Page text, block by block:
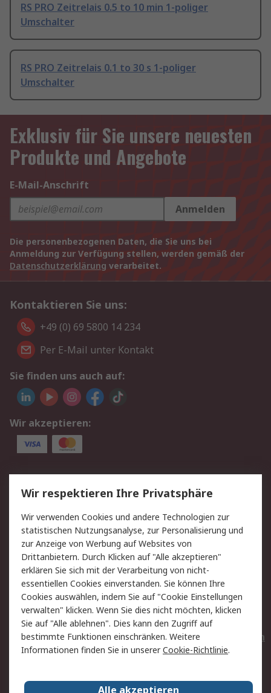
RS PRO Zeitrelais 0.5 to 10 min 1-poliger
Umschalter
RS PRO Zeitrelais 0.1 to 30 s 1-poliger
Umschalter
Exklusiv für Sie unsere neuesten
Produkte und Angebote
E-Mail-Anschrift
Anmelden
Die personenbezogenen Daten, die Sie uns bei
Anmeldung zur Verfügung stellen, werden gemäß der
Datenschutzerklärung verarbeitet.
Kontaktieren Sie uns:
+49 (0) 69 5800 14 234
Per E-Mail unter Kontakt
Sie finden uns auch auf:
Wir akzeptieren:
Service
Value Added Services
Lieferlösungen
Rücksendungen
Kontakt
Hilfe
Privatkunden
Rechtliches
AGB
Datenschutz
Cookie-Richtlinie
Zahlungsbedingungen
Copyright/Impressum
Entsorgung
Elektrogeräte/Batterien
RS weltweit
Wir respektieren Ihre Privatsphäre
Wir verwenden Cookies und andere Technologien zur
statistischen Nutzungsanalyse, zur Personalisierung und
zur Anzeige von Werbung auf Websites von
Drittanbietern. Durch Klicken auf "Alle akzeptieren"
erklären Sie sich mit der Verarbeitung von nicht-
essentiellen Cookies einverstanden. Sie können Ihre
Cookies auswählen, indem Sie auf "Cookie Einstellungen
verwalten" klicken. Wenn Sie dies nicht möchten, klicken
Sie auf "Alle ablehnen". Dies kann den Zugriff auf
bestimmte Funktionen einschränken. Weitere
Informationen finden Sie in unsererCookie-Richtlinie.
Alle akzeptieren